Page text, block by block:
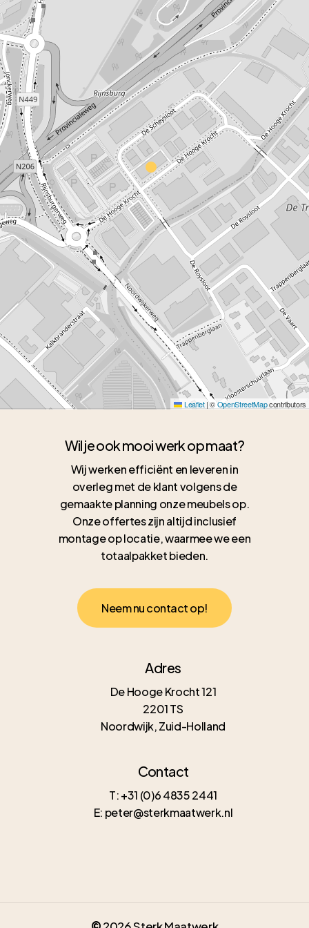
Leaflet |©OpenStreetMapcontributors
Wil je ook mooi werk op maat?
Wij werken efficiënt en leveren in
overleg met de klant volgens de
gemaakte planning onze meubels op.
Onze offertes zijn altijd inclusief
montage op locatie, waarmee we een
totaalpakket bieden.
Neemnucontactop!
Adres
De Hooge Krocht 121
2201 TS
Noordwijk, Zuid-Holland
Contact
T: +31 (0)6 4835 2441
E: peter@sterkmaatwerk.nl